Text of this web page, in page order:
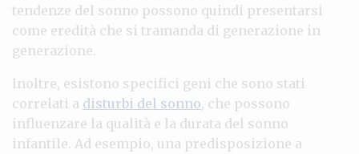
tendenze del sonno possono quindi presentarsi
come eredità che si tramanda di generazione in
generazione.
Inoltre, esistono specifici geni che sono stati
correlati a disturbi del sonno, che possono
influenzare la qualità e la durata del sonno
infantile. Ad esempio, una predisposizione a